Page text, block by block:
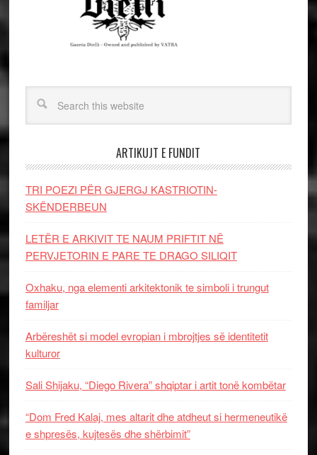
ARTIKUJT E FUNDIT
TRI POEZI PËR GJERGJ KASTRIOTIN-
SKËNDERBEUN
LETËR E ARKIVIT TE NAUM PRIFTIT NË
PERVJETORIN E PARE TE DRAGO SILIQIT
Oxhaku, nga elementi arkitektonik te simboli i trungut
familjar
Arbëreshët si model evropian i mbrojtjes së identitetit
kulturor
Sali Shijaku, “Diego Rivera” shqiptar i artit tonë kombëtar
“Dom Fred Kalaj, mes altarit dhe atdheut si hermeneutikë
e shpresës, kujtesës dhe shërbimit”